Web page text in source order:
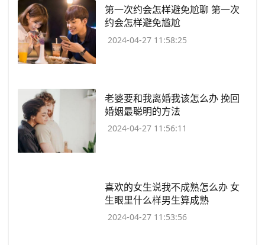
​第一次约会怎样避免尬聊 第一次
约会怎样避免尴尬
2024-04-27 11:58:25
​老婆要和我离婚我该怎么办 挽回
婚姻最聪明的方法
2024-04-27 11:56:11
​喜欢的女生说我不成熟怎么办 女
生眼里什么样男生算成熟
2024-04-27 11:53:56